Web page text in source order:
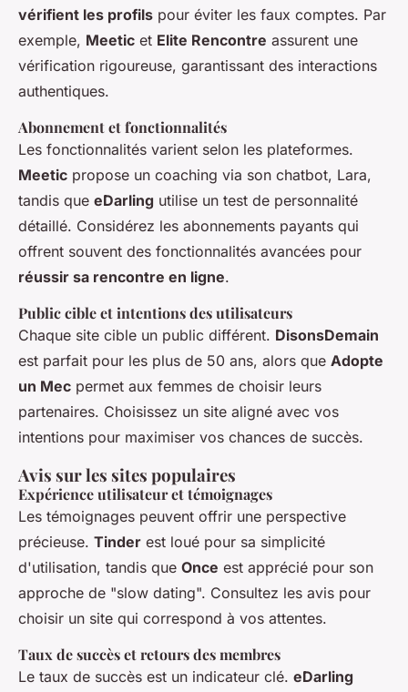
vérifient les profils pour éviter les faux comptes. Par
exemple, Meetic et Elite Rencontre assurent une
vérification rigoureuse, garantissant des interactions
authentiques.
Abonnement et fonctionnalités
Les fonctionnalités varient selon les plateformes.
Meetic propose un coaching via son chatbot, Lara,
tandis que eDarling utilise un test de personnalité
détaillé. Considérez les abonnements payants qui
offrent souvent des fonctionnalités avancées pour
réussir sa rencontre en ligne.
Public cible et intentions des utilisateurs
Chaque site cible un public différent. DisonsDemain
est parfait pour les plus de 50 ans, alors que Adopte
un Mec permet aux femmes de choisir leurs
partenaires. Choisissez un site aligné avec vos
intentions pour maximiser vos chances de succès.
Avis sur les sites populaires
Expérience utilisateur et témoignages
Les témoignages peuvent offrir une perspective
précieuse. Tinder est loué pour sa simplicité
d'utilisation, tandis que Once est apprécié pour son
approche de "slow dating". Consultez les avis pour
choisir un site qui correspond à vos attentes.
Taux de succès et retours des membres
Le taux de succès est un indicateur clé. eDarling